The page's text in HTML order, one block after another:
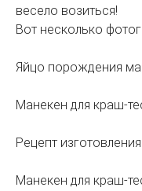
весело возиться!
Вот несколько
Яйцо порождения
Манекен для краш-
Рецепт
Манекен для краш-